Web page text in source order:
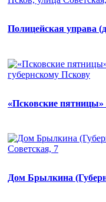
Полицейская управа
«Псковские пятницы»
Дом Брылкина